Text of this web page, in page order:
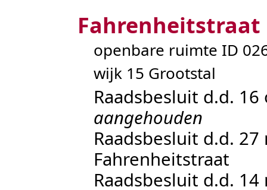
Fahrenheitstraat
openbare ruimte ID
wijk 15 Grootstal
Raadsbesluit d.d.
aangehouden
Raadsbesluit d.d.
Fahrenheitstraat
Raadsbesluit d.d.